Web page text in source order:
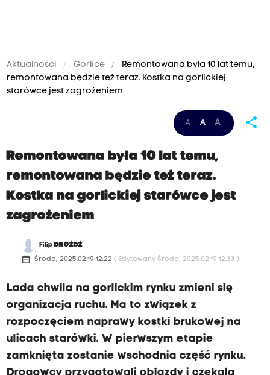
Aktualności Gorlice
Remontowana była 10 lat temu,
remontowana będzie też teraz. Kostka na gorlickiej
starówce jest zagrożeniem
A A A share
Remontowana była 10 lat temu,
remontowana będzie też teraz.
Kostka na gorlickiej starówce jest
zagrożeniem
Filip DROŻDŻ
date_range Środa, 2025.02.19 12:22 ( Edytowany Środa, 2025.02.19 12:33 )
Lada chwila na gorlickim rynku zmieni się
organizacja ruchu. Ma to związek z
rozpoczęciem naprawy kostki brukowej na
ulicach starówki. W pierwszym etapie
zamknięta zostanie wschodnia część rynku.